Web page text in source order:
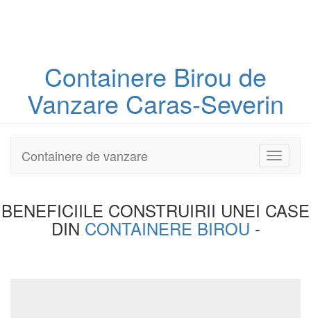
Containere Birou de
Vanzare Caras-Severin
Toggle
Containere de vanzare
BENEFICIILE CONSTRUIRII UNEI CASE
DIN CONTAINERE BIROU -